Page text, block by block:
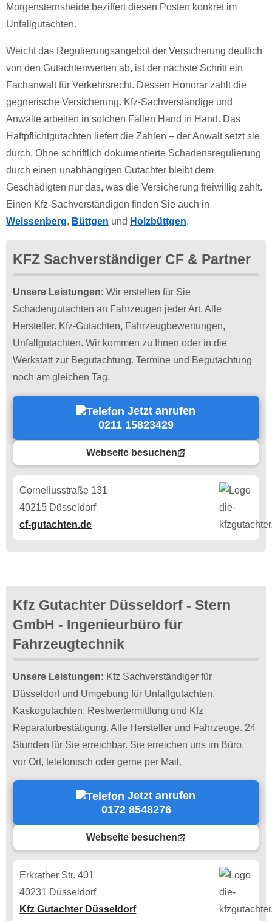
Morgensternsheide beziffert diesen Posten konkret im
Unfallgutachten.
Weicht das Regulierungsangebot der Versicherung deutlich
von den Gutachtenwerten ab, ist der nächste Schritt ein
Fachanwalt für Verkehrsrecht. Dessen Honorar zahlt die
gegnerische Versicherung. Kfz-Sachverständige und
Anwälte arbeiten in solchen Fällen Hand in Hand. Das
Haftpflichtgutachten liefert die Zahlen – der Anwalt setzt sie
durch. Ohne schriftlich dokumentierte Schadensregulierung
durch einen unabhängigen Gutachter bleibt dem
Geschädigten nur das, was die Versicherung freiwillig zahlt.
Einen Kfz-Sachverständigen finden Sie auch in
Weissenberg, Büttgen und Holzbüttgen.
KFZ Sachverständiger CF & Partner
Unsere Leistungen: Wir erstellen für Sie
Schadengutachten an Fahrzeugen jeder Art. Alle
Hersteller. Kfz-Gutachten, Fahrzeugbewertungen,
Unfallgutachten. Wir kommen zu Ihnen oder in die
Werkstatt zur Begutachtung. Termine und Begutachtung
noch am gleichen Tag.
Jetzt anrufen
0211 15823429
Webseite besuchen
Corneliusstraße 131
40215 Düsseldorf
cf-gutachten.de
Kfz Gutachter Düsseldorf - Stern
GmbH - Ingenieurbüro für
Fahrzeugtechnik
Unsere Leistungen: Kfz Sachverständiger für
Düsseldorf und Umgebung für Unfallgutachten,
Kaskogutachten, Restwertermittlung und Kfz
Reparaturbestätigung. Alle Hersteller und Fahrzeuge. 24
Stunden für Sie erreichbar. Sie erreichen uns im Büro,
vor Ort, telefonisch oder gerne per Mail.
Jetzt anrufen
0172 8548276
Webseite besuchen
Erkrather Str. 401
40231 Düsseldorf
Kfz Gutachter Düsseldorf